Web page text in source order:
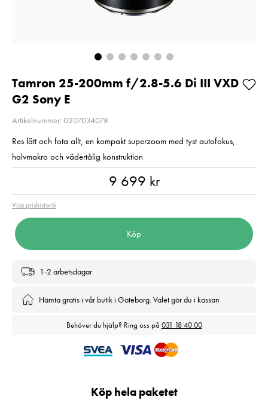
Pris:699 kr
699 kr
Tamron 25-200mm f/2.8-5.6 Di III VXD
G2 Sony E
Artikelnummer: 0207034078
Res lätt och fota allt, en kompakt superzoom med tyst autofokus,
halvmakro och vädertålig konstruktion
9 699 kr
Visa prishistorik
Köp
1-2 arbetsdagar
Hämta gratis i vår butik i Göteborg. Valet gör du i kassan
Behöver du hjälp? Ring oss på 031 18 40 00
Köp hela paketet